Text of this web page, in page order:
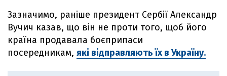
Зазначимо, раніше президент Сербії Александр
Вучич казав, що він не проти того, щоб його
країна продавала боєприпаси
посередникам, які відправляють їх в Україну.